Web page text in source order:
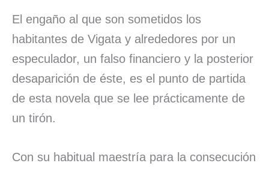
El engaño al que son sometidos los
habitantes de Vigata y alrededores por un
especulador, un falso financiero y la posterior
desaparición de éste, es el punto de partida
de esta novela que se lee prácticamente de
un tirón.
Con su habitual maestría para la consecución